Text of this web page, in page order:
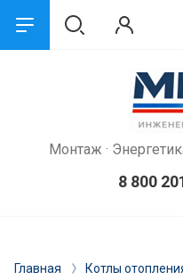
Монтаж ·
8 800
Главная Котлы